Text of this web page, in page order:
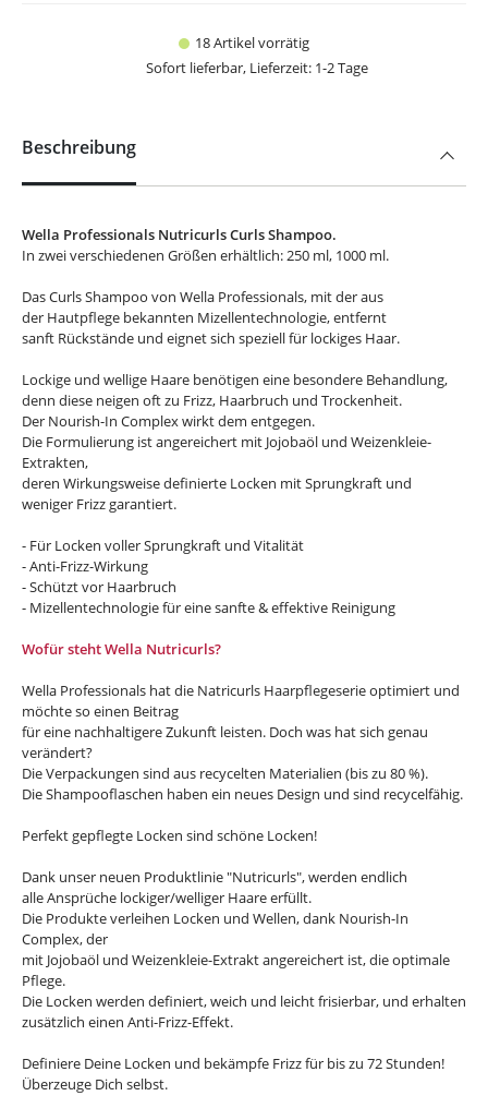
18 Artikel vorrätig
Sofort lieferbar, Lieferzeit: 1-2 Tage
Beschreibung
Wella Professionals Nutricurls Curls Shampoo.
In zwei verschiedenen Größen erhältlich: 250 ml, 1000 ml.
Das Curls Shampoo von Wella Professionals, mit der aus
der Hautpflege bekannten Mizellentechnologie, entfernt
sanft Rückstände und eignet sich speziell für lockiges Haar.
Lockige und wellige Haare benötigen eine besondere Behandlung,
denn diese neigen oft zu Frizz, Haarbruch und Trockenheit.
Der Nourish-In Complex wirkt dem entgegen.
Die Formulierung ist angereichert mit Jojobaöl und Weizenkleie-
Extrakten,
deren Wirkungsweise definierte Locken mit Sprungkraft und
weniger Frizz garantiert.
- Für Locken voller Sprungkraft und Vitalität
- Anti-Frizz-Wirkung
- Schützt vor Haarbruch
- Mizellentechnologie für eine sanfte & effektive Reinigung
Wofür steht Wella Nutricurls?
Wella Professionals hat die Natricurls Haarpflegeserie optimiert und
möchte so einen Beitrag
für eine nachhaltigere Zukunft leisten. Doch was hat sich genau
verändert?
Die Verpackungen sind aus recycelten Materialien (bis zu 80 %).
Die Shampooflaschen haben ein neues Design und sind recycelfähig.
Perfekt gepflegte Locken sind schöne Locken!
Dank unser neuen Produktlinie "Nutricurls", werden endlich
alle Ansprüche lockiger/welliger Haare erfüllt.
Die Produkte verleihen Locken und Wellen, dank Nourish-In
Complex, der
mit Jojobaöl und Weizenkleie-Extrakt angereichert ist, die optimale
Pflege.
Die Locken werden definiert, weich und leicht frisierbar, und erhalten
zusätzlich einen Anti-Frizz-Effekt.
Definiere Deine Locken und bekämpfe Frizz für bis zu 72 Stunden!
Überzeuge Dich selbst.